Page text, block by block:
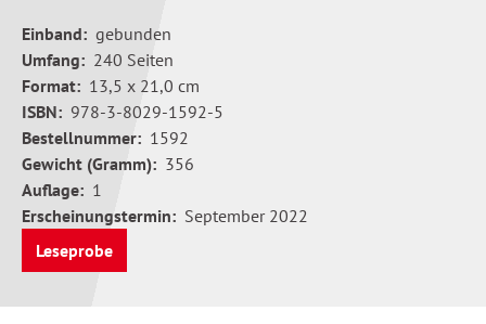
Einband: gebunden
Umfang: 240 Seiten
Format: 13,5 x 21,0 cm
ISBN: 978-3-8029-1592-5
Bestellnummer: 1592
Gewicht (Gramm): 356
Auflage: 1
Erscheinungstermin: September 2022
Leseprobe